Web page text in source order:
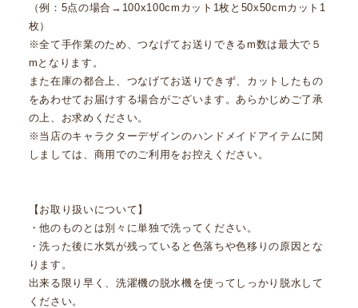
（例：5点の場合→100x100cmカット1枚と50x50cmカット1
枚）
※全て手作業のため、つなげてお送りできるm数は最大で５
mとなります。
また在庫の都合上、つなげてお送りできず、カットしたもの
をあわせてお届けする場合がございます。あらかじめご了承
の上、お求めください。
※当店のキャラクターデザインのハンドメイドアイテムに関
しましては、商用でのご利用をお控えください。
【お取り扱いについて】
・他のものとは別々に単独で洗ってください。
・洗った後に水気が残っていると色落ちや色移りの原因とな
ります。
出来る限り早く、洗濯機の脱水機を使ってしっかり脱水して
ください。